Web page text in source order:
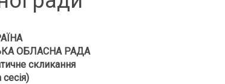
ОБЛАСНА РАДА
скликання
сесія)